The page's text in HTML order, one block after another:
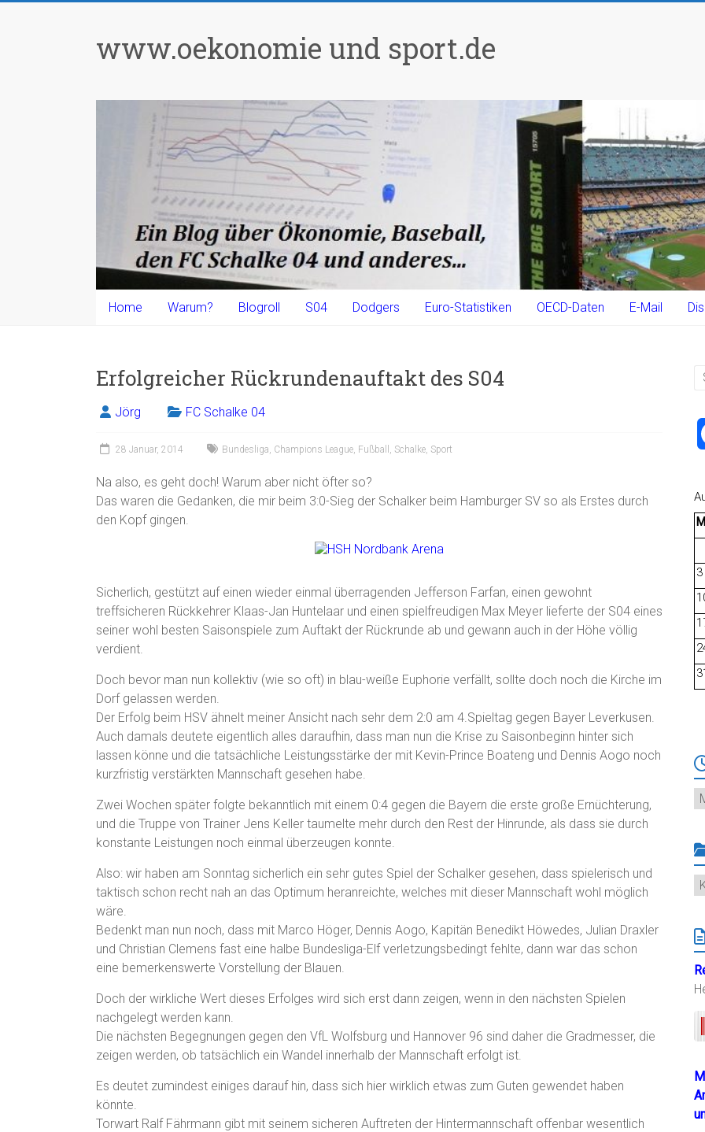
www.oekonomie und sport.de
Home Warum? Blogroll S04 Dodgers Euro-Statistiken OECD-Daten E-Mail
Erfolgreicher Rückrundenauftakt des S04
Jörg FC Schalke 04
28 Januar, 2014 Bundesliga Champions League Fußball Schalke Sport
Na also, es geht doch! Warum aber nicht öfter so?
Das waren die Gedanken, die mir beim 3:0-Sieg der Schalker beim Hamburger SV so als Erstes durch
den Kopf gingen.
Sicherlich, gestützt auf einen wieder einmal überragenden Jefferson Farfan, einen gewohnt
treffsicheren Rückkehrer Klaas-Jan Huntelaar und einen spielfreudigen Max Meyer lieferte der S04 eines
seiner wohl besten Saisonspiele zum Auftakt der Rückrunde ab und gewann auch in der Höhe völlig
verdient.
Doch bevor man nun kollektiv (wie so oft) in blau-weiße Euphorie verfällt, sollte doch noch die Kirche im
Dorf gelassen werden.
Der Erfolg beim HSV ähnelt meiner Ansicht nach sehr dem 2:0 am 4.Spieltag gegen Bayer Leverkusen.
Auch damals deutete eigentlich alles daraufhin, dass man nun die Krise zu Saisonbeginn hinter sich
lassen könne und die tatsächliche Leistungsstärke der mit Kevin-Prince Boateng und Dennis Aogo noch
kurzfristig verstärkten Mannschaft gesehen habe.
Zwei Wochen später folgte bekanntlich mit einem 0:4 gegen die Bayern die erste große Ernüchterung,
und die Truppe von Trainer Jens Keller taumelte mehr durch den Rest der Hinrunde, als dass sie durch
konstante Leistungen noch einmal überzeugen konnte.
Also: wir haben am Sonntag sicherlich ein sehr gutes Spiel der Schalker gesehen, dass spielerisch und
taktisch schon recht nah an das Optimum heranreichte, welches mit dieser Mannschaft wohl möglich
wäre.
Bedenkt man nun noch, dass mit Marco Höger, Dennis Aogo, Kapitän Benedikt Höwedes, Julian Draxler
und Christian Clemens fast eine halbe Bundesliga-Elf verletzungsbedingt fehlte, dann war das schon
eine bemerkenswerte Vorstellung der Blauen.
Doch der wirkliche Wert dieses Erfolges wird sich erst dann zeigen, wenn in den nächsten Spielen
nachgelegt werden kann.
Die nächsten Begegnungen gegen den VfL Wolfsburg und Hannover 96 sind daher die Gradmesser, die
zeigen werden, ob tatsächlich ein Wandel innerhalb der Mannschaft erfolgt ist.
Es deutet zumindest einiges darauf hin, dass sich hier wirklich etwas zum Guten gewendet haben
könnte.
Torwart Ralf Fährmann gibt mit seinem sicheren Auftreten der Hintermannschaft offenbar wesentlich
M
3